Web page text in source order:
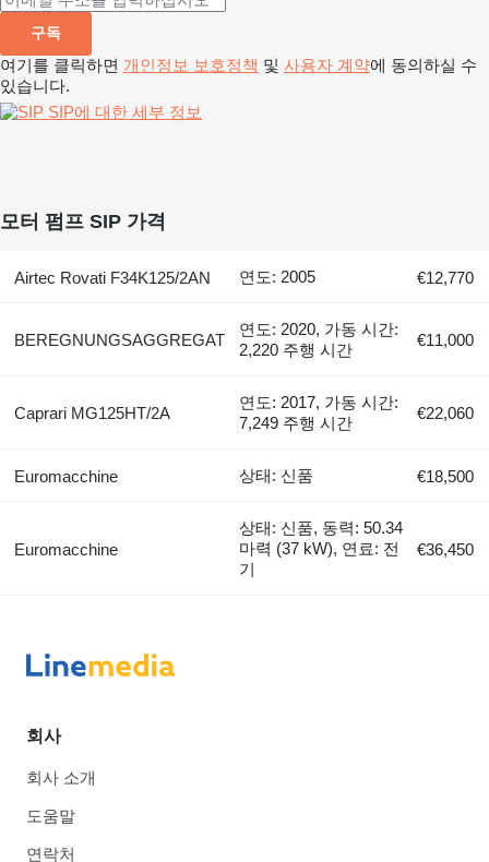
구독
여기를 클릭하면 개인정보 보호정책 및 사용자 계약에 동의하실 수
있습니다.
SIP에 대한 세부 정보
모터 펌프 SIP 가격
Airtec Rovati F34K125/2AN 연도: 2005 €12,770
BEREGNUNGSAGGREGAT
연도: 2020, 가동 시간:
2,220 주행 시간
€11,000
Caprari MG125HT/2A
연도: 2017, 가동 시간:
7,249 주행 시간
€22,060
Euromacchine 상태: 신품 €18,500
Euromacchine
상태: 신품, 동력: 50.34
마력 (37 kW), 연료: 전
기
€36,450
회사
회사 소개
도움말
연락처